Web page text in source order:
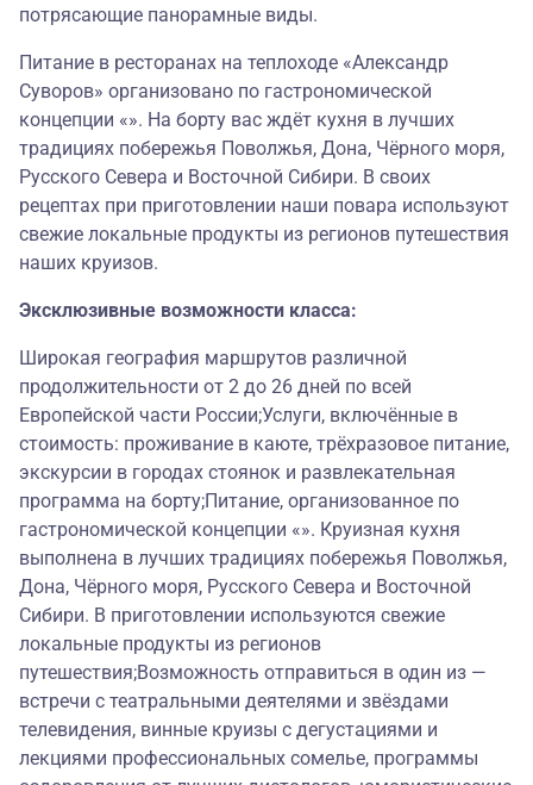
потрясающие панорамные виды.
Питание в ресторанах на теплоходе «Александр
Суворов» организовано по гастрономической
концепции «». На борту вас ждёт кухня в лучших
традициях побережья Поволжья, Дона, Чёрного моря,
Русского Севера и Восточной Сибири. В своих
рецептах при приготовлении наши повара используют
свежие локальные продукты из регионов путешествия
наших круизов.
Эксклюзивные возможности класса:
Широкая география маршрутов различной
продолжительности от 2 до 26 дней по всей
Европейской части России;Услуги, включённые в
стоимость: проживание в каюте, трёхразовое питание,
экскурсии в городах стоянок и развлекательная
программа на борту;Питание, организованное по
гастрономической концепции «». Круизная кухня
выполнена в лучших традициях побережья Поволжья,
Дона, Чёрного моря, Русского Севера и Восточной
Сибири. В приготовлении используются свежие
локальные продукты из регионов
путешествия;Возможность отправиться в один из —
встречи с театральными деятелями и звёздами
телевидения, винные круизы с дегустациями и
лекциями профессиональных сомелье, программы